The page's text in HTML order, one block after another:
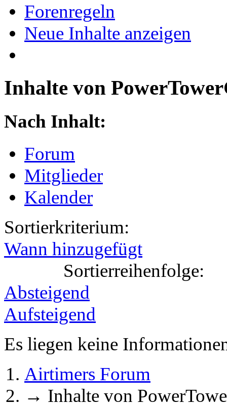
Forenregeln
Neue Inhalte anzeigen
Inhalte von
Nach Inhalt:
Forum
Mitglieder
Kalender
Sortierkriterium:
Wann hinzugefügt
Sortierreihenfolge:
Absteigend
Aufsteigend
Es liegen keine
Airtimers Forum
→ Inhalte von